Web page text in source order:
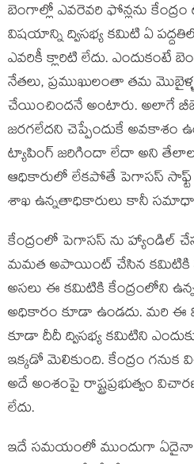
బెంగాల్లో ఎవరెవరి ఫోన్లను
విషయాన్ని ద్విసభ్య కమిటి ఏ
ఎవరికీ క్లారిటి లేదు. ఎందుకంటే
నేతలు, ప్రముఖులంతా తమ
చేయించిందనే అంటారు. అలాగే
జరగలేదని చెప్పేందుకే అవకాశం
ట్యాపింగ్ జరిగిందా లేదా అని
ఆధికారులో లేకపోతే పెగాసస్ సాఫ్ట్
శాఖ ఉన్నతాధికారులు కానీ
కేంద్రంలో పెగాసస్ ను హ్యాండిల్
మమత అపాయింట్ చేసిన కమిటికి
అసలు ఈ కమిటికి కేంద్రంలోని
అధికారం కూడా ఉండదు. మరి
కూడా దీదీ ద్విసభ్య కమిటిని
ఇక్కడో మెలికుంది. కేంద్రం
అదే అంశంపై రాష్ట్రప్రభుత్వం
లేదు.
ఇదే సమయంలో ముందుగా ఏదైనా